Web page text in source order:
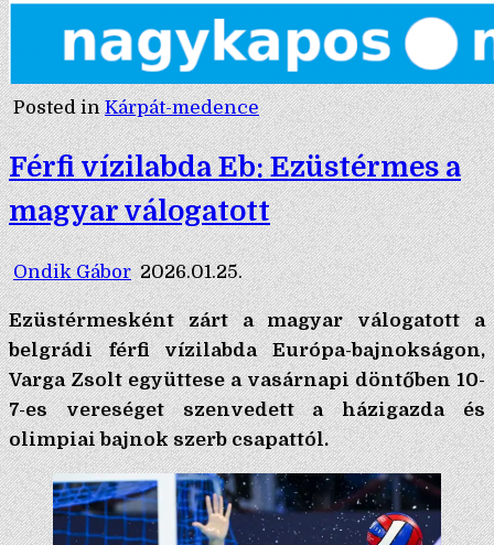
Posted inKárpát-medence
Férfi vízilabda Eb: Ezüstérmes a
magyar válogatott
Ondik Gábor 2026.01.25.
Ezüstérmesként zárt a magyar válogatott a
belgrádi férfi vízilabda Európa-bajnokságon,
Varga Zsolt együttese a vasárnapi döntőben 10-
7-es vereséget szenvedett a házigazda és
olimpiai bajnok szerb csapattól.